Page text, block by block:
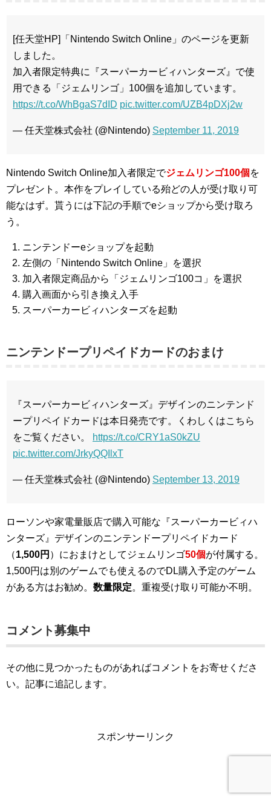
[任天堂HP]「Nintendo Switch Online」のページを更新
しました。
加入者限定特典に『スーパーカービィハンターズ』で使
用できる「ジェムリンゴ」100個を追加しています。
https://t.co/WhBgaS7dID pic.twitter.com/UZB4pDXj2w
— 任天堂株式会社 (@Nintendo) September 11, 2019
Nintendo Switch Online加入者限定でジェムリンゴ100個 を
プレゼント。本作をプレイしている殆どの人が受け取り可
能なはず。貰うには下記の手順でeショップから受け取ろ
う。
ニンテンドーeショップを起動
左側の「Nintendo Switch Online」を選択
加入者限定商品から「ジェムリンゴ100コ」を選択
購入画面から引き換え入手
スーパーカービィハンターズを起動
ニンテンドープリペイドカードのおまけ
『スーパーカービィハンターズ』デザインのニンテンド
ープリペイドカードは本日発売です。くわしくはこちら
をご覧ください。
https://t.co/CRY1aS0kZU
pic.twitter.com/JrkyQQIlxT
— 任天堂株式会社 (@Nintendo) September 13, 2019
ローソンや家電量販店で購入可能な『スーパーカービィハ
ンターズ』デザインのニンテンドープリペイドカード
（1,500円 ）におまけとしてジェムリンゴ50個が付属する。
1,500円は別のゲームでも使えるのでDL購入予定のゲーム
がある方はお勧め。 数量限定。重複受け取り可能か不明。
コメント募集中
その他に見つかったものがあればコメントをお寄せくださ
い。記事に追記します。
スポンサーリンク